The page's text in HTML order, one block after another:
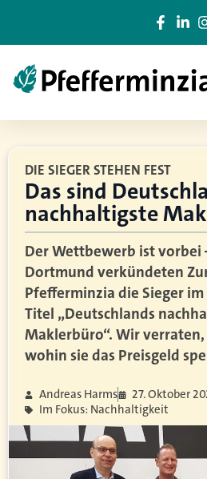
DIE SIEGER STEHEN FEST
Das sind
nachhaltigste
Der Wettbewerb ist vorbei
Dortmund verkündeten
Pfefferminzia die Sieger
Titel „Deutschlands
Maklerbüro“. Wir
wohin sie das Preisgeld
Andreas Harms 27. Oktober
Im Fokus: Nachhaltigkeit